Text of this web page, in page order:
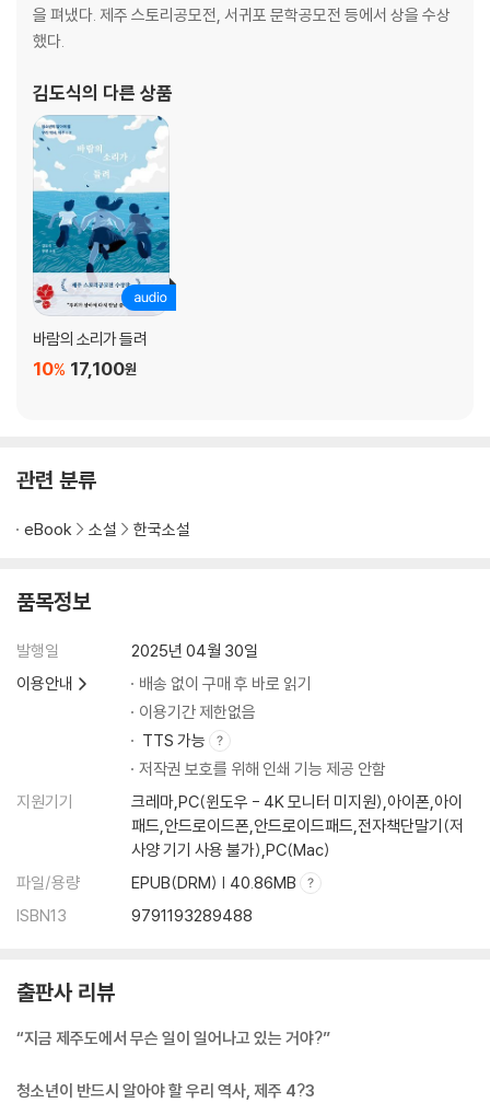
제주 4?3 주요 일지
을 펴냈다. 제주 스토리공모전, 서귀포 문학공모전 등에서 상을 수상
했다.
김도식의 다른 상품
바람의 소리가 들려
17,100원
10%
관련 분류
eBook 소설 한국소설
품목정보
발행일
2025년 04월 30일
이용안내
배송 없이 구매 후 바로 읽기
이용기간 제한없음
TTS 가능
저작권 보호를 위해 인쇄 기능 제공 안함
지원기기
크레마,PC(윈도우 - 4K 모니터 미지원),아이폰,아이
패드,안드로이드폰,안드로이드패드,전자책단말기(저
사양 기기 사용 불가),PC(Mac)
파일/용량
EPUB(DRM) | 40.86MB
ISBN13
9791193289488
출판사 리뷰
“지금 제주도에서 무슨 일이 일어나고 있는 거야?”
청소년이 반드시 알아야 할 우리 역사, 제주 4?3